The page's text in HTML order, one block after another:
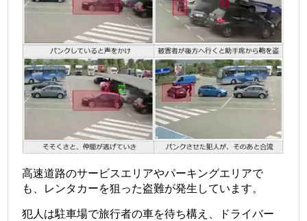
高速道路のサービスエリアやパーキングエリアで
も、レンタカーを狙った盗難が発生しています。
犯人は駐車場で旅行者の車を待ち構え、ドライバー